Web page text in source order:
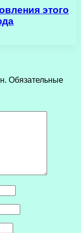
этого
Обязательные